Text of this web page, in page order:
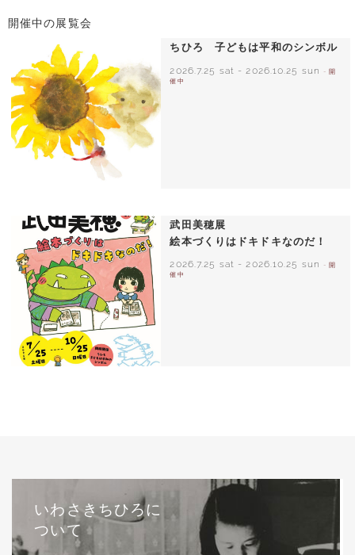
開催中の展覧会
ちひろ 子どもは平和のシンボル
2026.7.25 sat - 2026.10.25 sun
- 開
催中
武田美穂展
絵本づくりはドキドキなのだ！
2026.7.25 sat -2026.10.25 sun
- 開
催中
いわさきちひろに
ついて